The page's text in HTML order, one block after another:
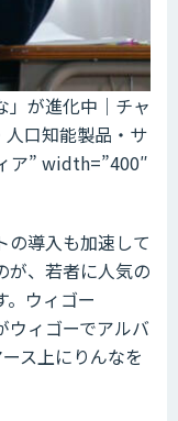
」が進化中｜チャ
人口知能製品・サ
ア” width=”400″
の導入も加速して
が、若者に人気の
。ウィゴー
ウィゴーでアルバ
ス上にりんなを